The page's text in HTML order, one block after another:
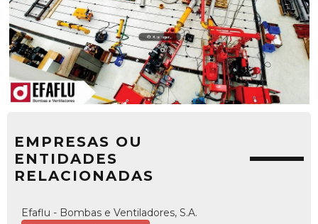
EMPRESAS OU
ENTIDADES
RELACIONADAS
Efaflu - Bombas e Ventiladores, S.A.